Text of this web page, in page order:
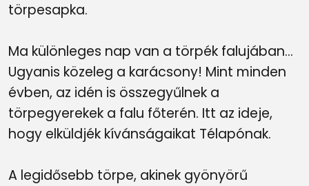
törpesapka.
Ma különleges nap van a törpék falujában...
Ugyanis közeleg a karácsony! Mint minden
évben, az idén is összegyűlnek a
törpegyerekek a falu főterén. Itt az ideje,
hogy elküldjék kívánságaikat Télapónak.
A legidősebb törpe, akinek gyönyörű